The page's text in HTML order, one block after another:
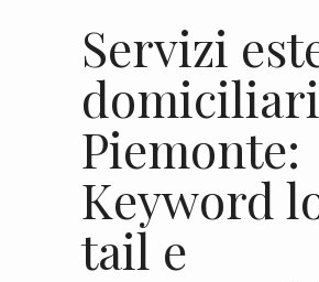
Servizi
domiciliari
Piemonte:
Keyword
tail e